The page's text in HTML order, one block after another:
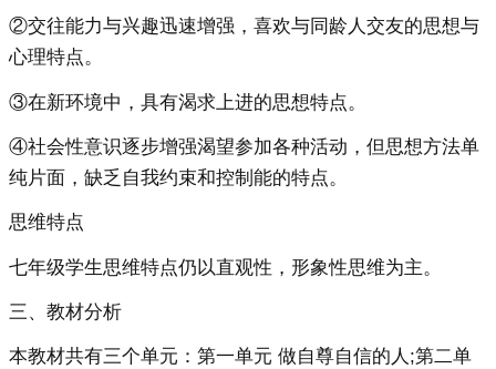
②交往能力与兴趣迅速增强，喜欢与同龄人交友的思想与
心理特点。
③在新环境中，具有渴求上进的思想特点。
④社会性意识逐步增强渴望参加各种活动，但思想方法单
纯片面，缺乏自我约束和控制能的特点。
思维特点
七年级学生思维特点仍以直观性，形象性思维为主。
三、教材分析
本教材共有三个单元：第一单元 做自尊自信的人;第二单